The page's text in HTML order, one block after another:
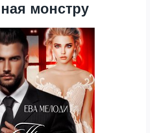
монстру